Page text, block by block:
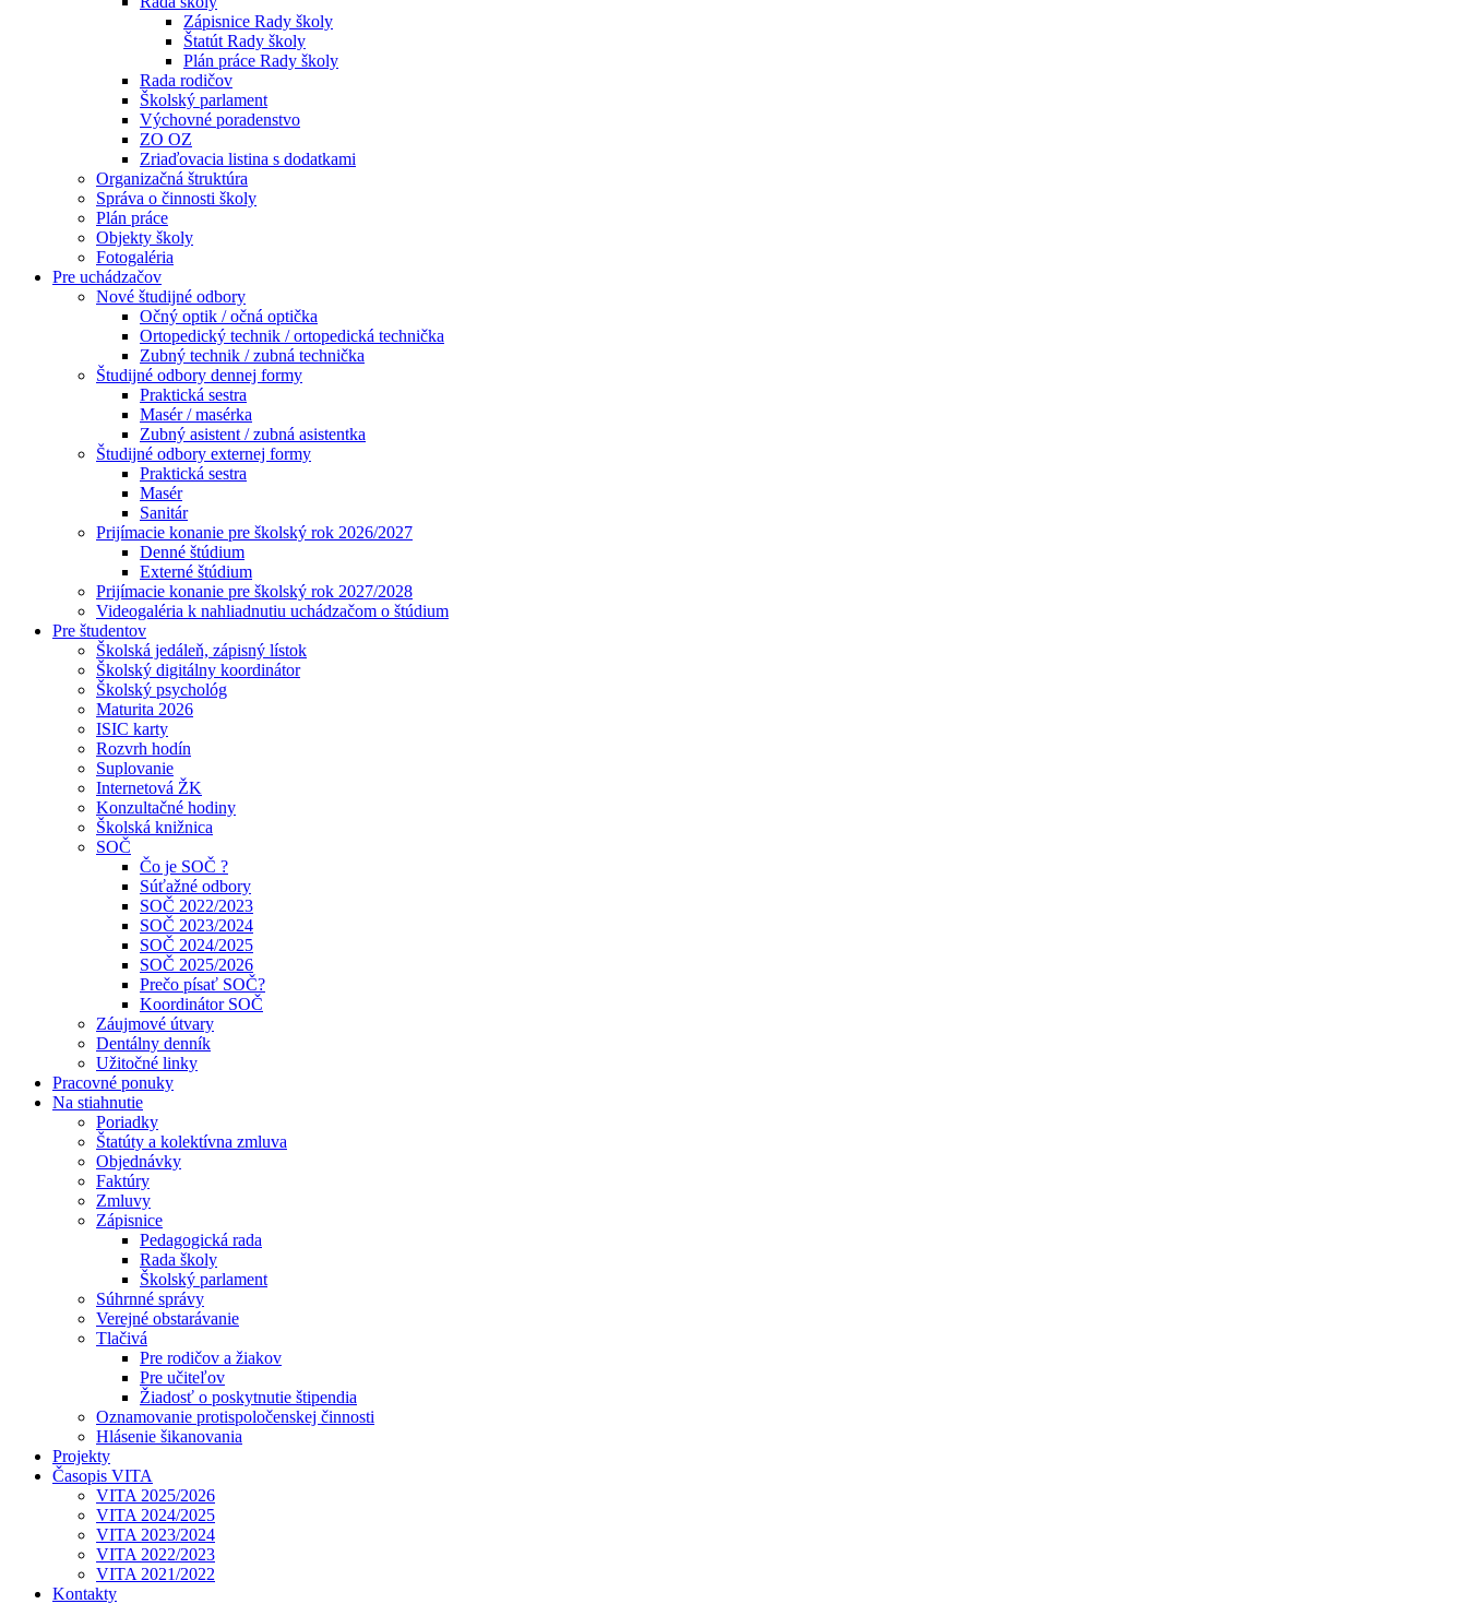
Zápisnice Rady školy
Štatút Rady školy
Plán práce Rady školy
Rada rodičov
Školský parlament
Výchovné poradenstvo
ZO OZ
Zriaďovacia listina s dodatkami
Organizačná štruktúra
Správa o činnosti školy
Plán práce
Objekty školy
Fotogaléria
Pre uchádzačov
Nové študijné odbory
Očný optik / očná optička
Ortopedický technik / ortopedická technička
Zubný technik / zubná technička
Študijné odbory dennej formy
Praktická sestra
Masér / masérka
Zubný asistent / zubná asistentka
Študijné odbory externej formy
Praktická sestra
Masér
Sanitár
Prijímacie konanie pre školský rok 2026/2027
Denné štúdium
Externé štúdium
Prijímacie konanie pre školský rok 2027/2028
Videogaléria k nahliadnutiu uchádzačom o štúdium
Pre študentov
Školská jedáleň, zápisný lístok
Školský digitálny koordinátor
Školský psychológ
Maturita 2026
ISIC karty
Rozvrh hodín
Suplovanie
Internetová ŽK
Konzultačné hodiny
Školská knižnica
SOČ
Čo je SOČ ?
Súťažné odbory
SOČ 2022/2023
SOČ 2023/2024
SOČ 2024/2025
SOČ 2025/2026
Prečo písať SOČ?
Koordinátor SOČ
Záujmové útvary
Dentálny denník
Užitočné linky
Pracovné ponuky
Na stiahnutie
Poriadky
Štatúty a kolektívna zmluva
Objednávky
Faktúry
Zmluvy
Zápisnice
Pedagogická rada
Rada školy
Školský parlament
Súhrnné správy
Verejné obstarávanie
Tlačivá
Pre rodičov a žiakov
Pre učiteľov
Žiadosť o poskytnutie štipendia
Oznamovanie protispoločenskej činnosti
Hlásenie šikanovania
Projekty
Časopis VITA
VITA 2025/2026
VITA 2024/2025
VITA 2023/2024
VITA 2022/2023
VITA 2021/2022
Kontakty